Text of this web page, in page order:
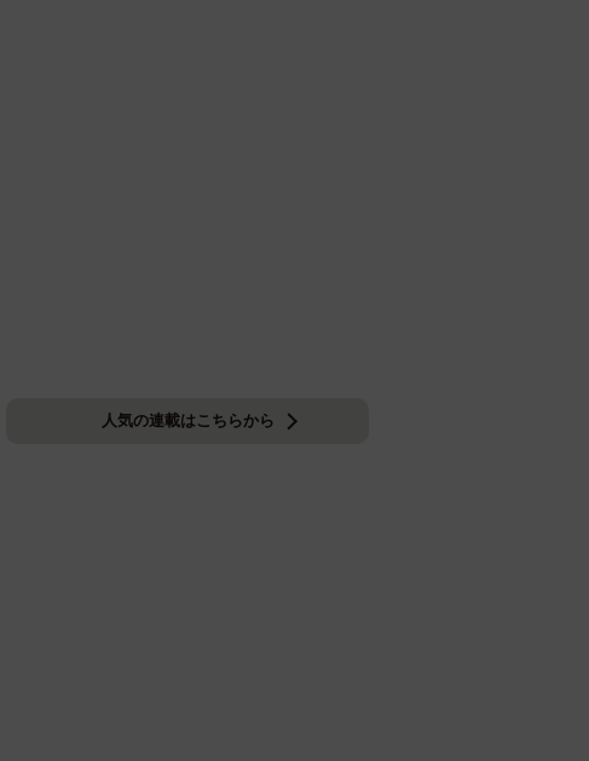
人気の連載はこちらから